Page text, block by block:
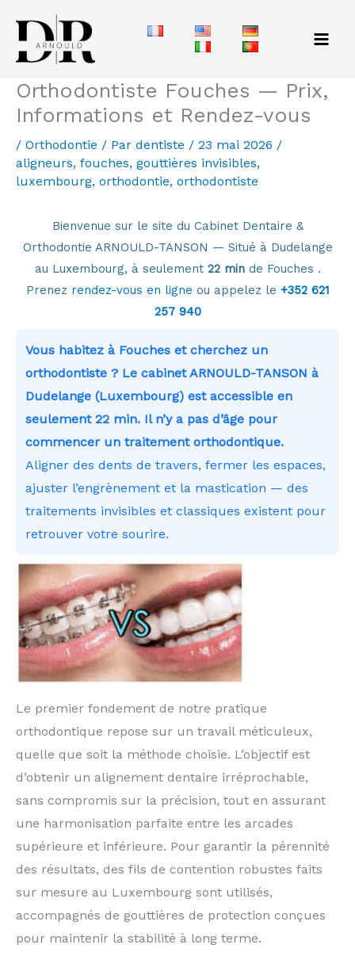
contenu
Orthodontiste Fouches — Prix,
Informations et Rendez-vous
/ Orthodontie / Par dentiste / 23 mai 2026 /
aligneurs, fouches, gouttières invisibles,
luxembourg, orthodontie, orthodontiste
Bienvenue sur le site du Cabinet Dentaire &
Orthodontie ARNOULD-TANSON — Situé à Dudelange
au Luxembourg, à seulement 22 minde Fouches .
Prenez rendez-vous en ligne ou appelez le +352 621
257 940
Vous habitez à Fouches et cherchez un
orthodontiste ? Le cabinet ARNOULD-TANSON à
Dudelange (Luxembourg) est accessible en
seulement 22 min. Il n’y a pas d’âge pour
commencer un traitement orthodontique.
Aligner des dents de travers, fermer les espaces,
ajuster l’engrènement et la mastication — des
traitements invisibles et classiques existent pour
retrouver votre sourire.
Le premier fondement de notre pratique
orthodontique repose sur un travail méticuleux,
quelle que soit la méthode choisie. L’objectif est
d’obtenir un alignement dentaire irréprochable,
sans compromis sur la précision, tout en assurant
une harmonisation parfaite entre les arcades
supérieure et inférieure. Pour garantir la pérennité
des résultats, des fils de contention robustes faits
sur mesure au Luxembourg sont utilisés,
accompagnés de gouttières de protection conçues
pour maintenir la stabilité à long terme.